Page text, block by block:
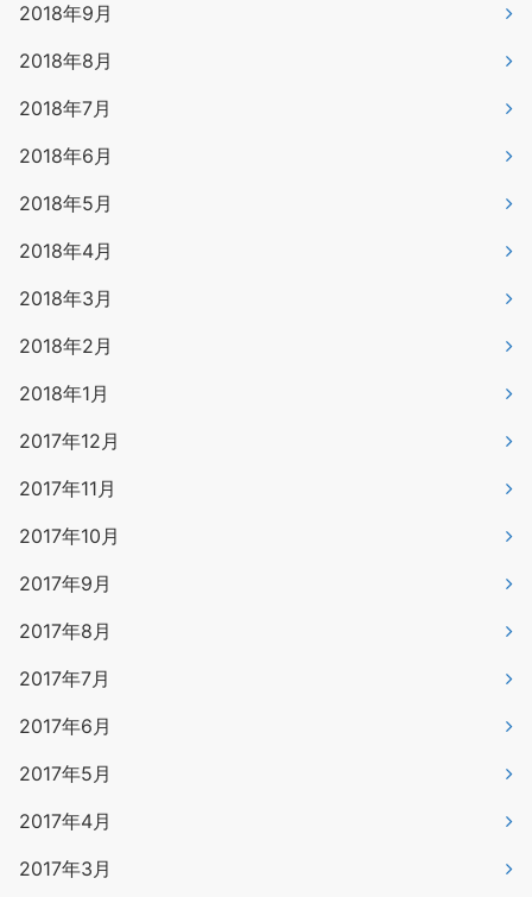
2018年9月
2018年8月
2018年7月
2018年6月
2018年5月
2018年4月
2018年3月
2018年2月
2018年1月
2017年12月
2017年11月
2017年10月
2017年9月
2017年8月
2017年7月
2017年6月
2017年5月
2017年4月
2017年3月